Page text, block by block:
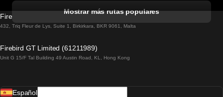
Tren De Lisboa A Lagos
Tren De Lisboa A Madrid
Mostrar más rutas populares
Firebird GT Limited (OC 1451)
432, Triq Fleur de Lys, Suite 1, Birkirkara, BKR 9061, Malta
Firebird GT Limited (61211989)
Unit G 15/F Tal Building 49 Austin Road, KL, Hong Kong
Español